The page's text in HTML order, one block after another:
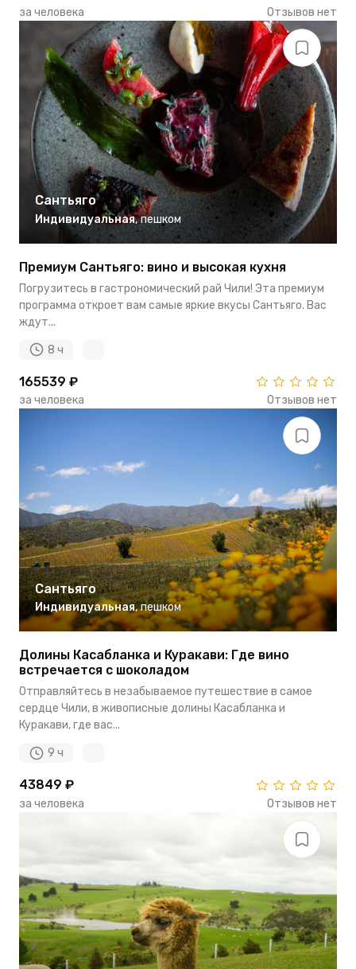
за человека Отзывов нет
Сантьяго
Индивидуальная, пешком
Премиум Сантьяго: вино и высокая кухня
Погрузитесь в гастрономический рай Чили! Эта премиум
программа откроет вам самые яркие вкусы Сантьяго. Вас
ждут...
8 ч
165539 ₽
за человека Отзывов нет
Сантьяго
Индивидуальная, пешком
Долины Касабланка и Куракави: Где вино
встречается с шоколадом
Отправляйтесь в незабываемое путешествие в самое
сердце Чили, в живописные долины Касабланка и
Куракави, где вас...
9 ч
43849 ₽
за человека Отзывов нет